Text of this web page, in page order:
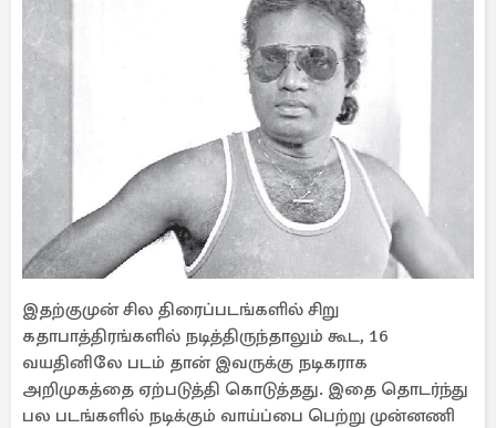
இதற்குமுன் சில திரைப்படங்களில் சிறு
கதாபாத்திரங்களில் நடித்திருந்தாலும் கூட, 16
வயதினிலே படம் தான் இவருக்கு நடிகராக
அறிமுகத்தை ஏற்படுத்தி கொடுத்தது. இதை தொடர்ந்து
பல படங்களில் நடிக்கும் வாய்ப்பை பெற்று முன்னணி